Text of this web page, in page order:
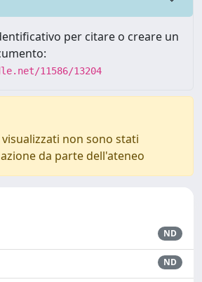
per citare o creare un
11586/13204
non sono stati
da parte dell'ateneo
ND
ND